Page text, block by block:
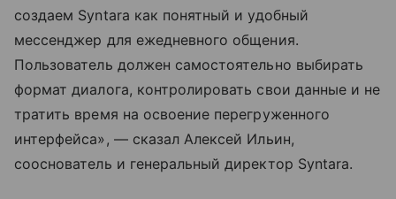
создаем Syntara как понятный и удобный
мессенджер для ежедневного общения.
Пользователь должен самостоятельно выбирать
формат диалога, контролировать свои данные и не
тратить время на освоение перегруженного
интерфейса», — сказал Алексей Ильин,
сооснователь и генеральный директор Syntara.